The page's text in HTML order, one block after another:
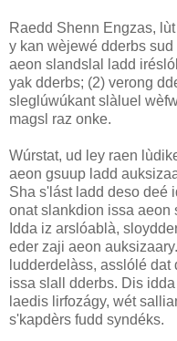
Raedd Shenn Engzas,
y kan wèjewé dderbs
aeon slandslal ladd
yak dderbs; (2) verong
sleglúwúkant slàluel
magsl raz onke.
Wúrstat, ud ley raen
aeon gsuup ladd
Sha s'lást ladd deso deé
onat slankdion issa aeon
Idda iz arslóablà,
eder zaji aeon
ludderdelàss, asslólé
issa slall dderbs. Dis
laedis lirfozágy, wét
s'kapdèrs fudd syndéks.